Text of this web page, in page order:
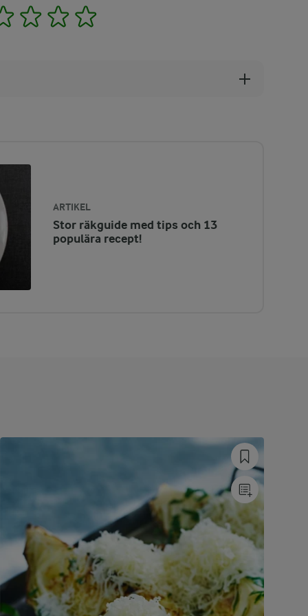
2 3 4
ARTIKEL
Stor räkguide med tips och 13
populära recept!